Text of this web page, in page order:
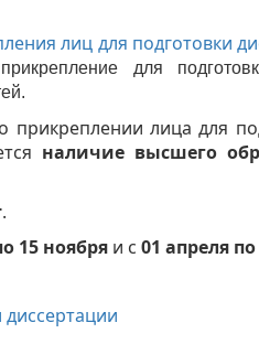
лиц для подготовки
прикрепление для
лица для
наличие высшего
.
15 ноября и с 01 апреля
диссертации